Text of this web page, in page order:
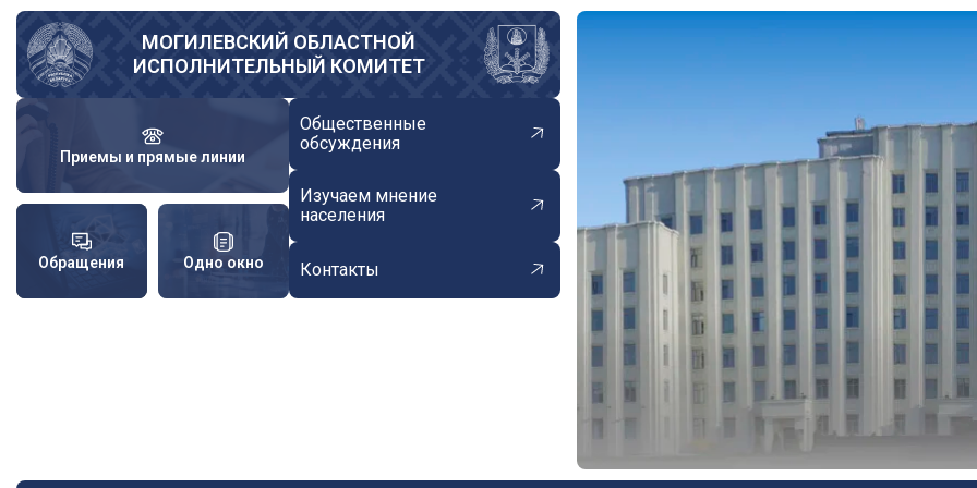
Перейти
основному
содержанию
МОГИЛЕВСКИЙ ОБЛАСТНОЙ
ИСПОЛНИТЕЛЬНЫЙ КОМИТЕТ
Приемы и прямые линии
Обращения Одно окно
Общественные
обсуждения
Изучаем мнение
населения
Контакты